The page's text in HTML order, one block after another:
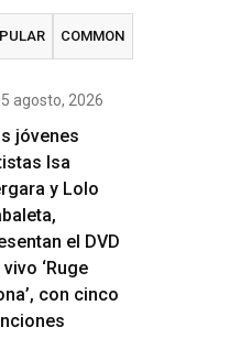
COMMON
5 agosto, 2026
jóvenes
Isa
y Lolo
el DVD
vivo ‘Ruge
con cinco